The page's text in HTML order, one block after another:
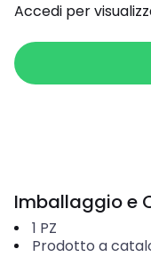
Accedi per
Imballaggio e
1 PZ
Prodotto a